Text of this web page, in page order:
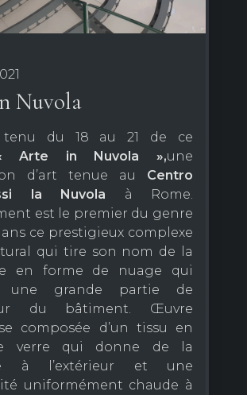
Nuvola
tenu du 18 au 21 de ce
Arte in Nuvola »,une
d’art tenue au Centro
la Nuvola à Rome.
est le premier du genre
ce prestigieux complexe
qui tire son nom de la
en forme de nuage qui
une grande partie de
du bâtiment. Œuvre
composée d’un tissu en
verre qui donne de la
à l’extérieur et une
uniformément chaude à